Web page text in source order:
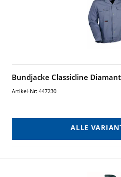
Bundjacke Classicline
Artikel-Nr: 447230
ALLE